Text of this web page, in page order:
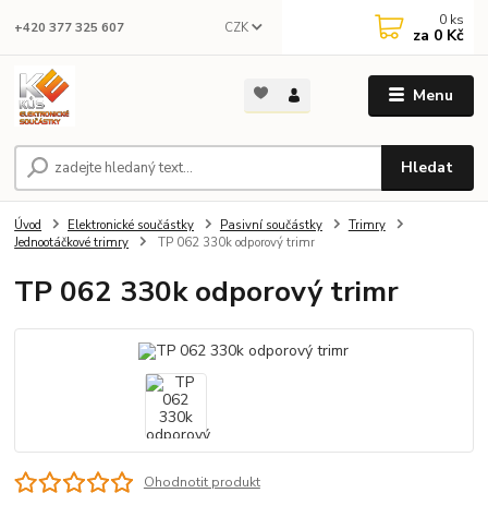
Menu
CZK
Hledat
+420 377 325 607 0 ks
za 0 Kč
Úvod Elektronické součástky Pasivní součástky
Trimry
Jednootáčkové trimry
TP 062 330k odporový trimr
TP 062 330k odporový trimr
Ohodnotit produkt